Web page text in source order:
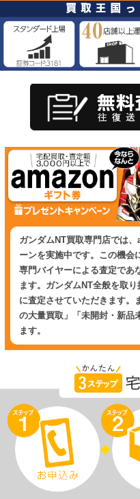
ガンダムNT買取専門店では
ーンを実施中です。この機会
専門バイヤーによる査定であ
ます。ガンダムNT全般を取
に査定させていただきます。
の大量買取」「未開封・新品
ます。